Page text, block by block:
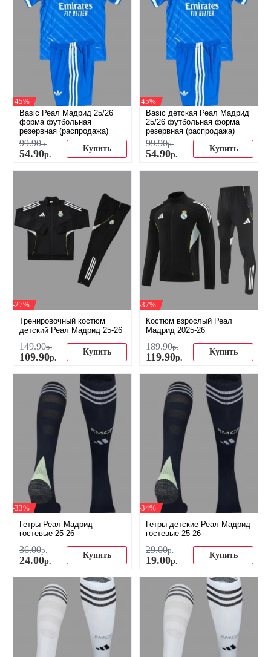
-45%
Basic Реал Мадрид 25/26
форма футбольная
резервная (распродажа)
99.90р.
54.90р.
Купить
-45%
Basic детская Реал Мадрид
25/26 футбольная форма
резервная (распродажа)
99.90р.
54.90р.
Купить
-27%
Тренировочный костюм
детский Реал Мадрид 25-26
149.90р.
109.90р.
Купить
-37%
Костюм взрослый Реал
Мадрид 2025-26
189.90р.
119.90р.
Купить
-33%
Гетры Реал Мадрид
гостевые 25-26
36.00р.
24.00р.
Купить
-34%
Гетры детские Реал Мадрид
гостевые 25-26
29.00р.
19.00р.
Купить